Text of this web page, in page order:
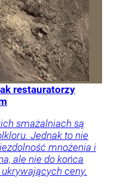
restauratorzy
smażalniach są
Jednak to nie
mnożenia i
ale nie do końca
ceny.